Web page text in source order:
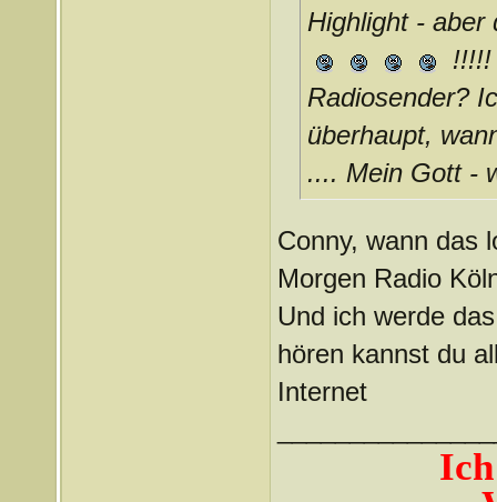
Highlight -
!!!!!
Radiosender?
überhaupt,
.... Mein Gott -
Conny, wann das
Morgen Radio
Und ich werde
hören kannst du
Internet